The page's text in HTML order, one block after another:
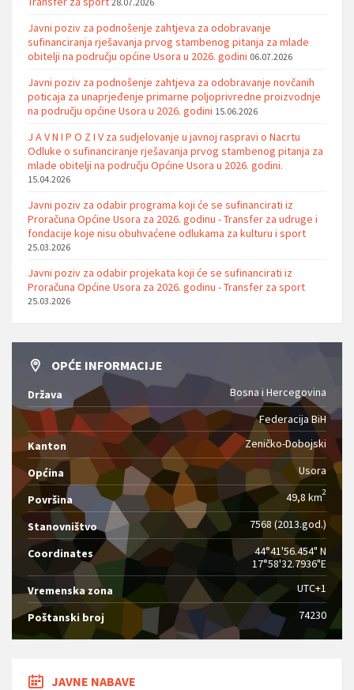
Javni poziv za podnošenje zahtjeva za odobravanje
sufinanciranja rješavanja prvog stambenog pitanja za mlade
obitelji na području općine Usora u 2026. godini 06.07.2026
Javni poziv za podnošenje zahtjeva za odobravanje novčanih
poticaja za unaprjeđenje primarne poljoprivredne proizvodnje
na području općine Usora u 2026. godini 15.06.2026
J A V N I P O Z I V za sudjelovanje u javnoj raspravi o Nacrtu
Odluke o sufinanciranje rješavanja prvog stambenog pitanja za
mlade obitelji na području Općine Usora u 2026. godini.
15.04.2026
Javni poziv za odabir programa koji će se sufinancirati iz
Proračuna Općine Usora za 2026. godinu - Transfer za udruge i
fondacije koje nisu obuhvaćene odlukama za kulturu i sport
25.03.2026
Javni poziv za odabir projekata koji će se sufinancirati iz
Proračuna Općine Usora za 2026. godinu - Transfer za sport
25.03.2026
OPĆE INFORMACIJE
Država
Bosna i Hercegovina
Federacija BiH
Kanton
Zeničko-Dobojski
Općina Usora
Površina 49,8 km2
Stanovništvo 7568 (2013.god.)
Coordinates
44°41'56.454" N
17°58'32.7936"E
Vremenska zona
UTC+1
Poštanski broj 74230
JAVNE NABAVE